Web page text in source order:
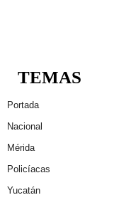
TEMAS
Portada
Nacional
Mérida
Policíacas
Yucatán